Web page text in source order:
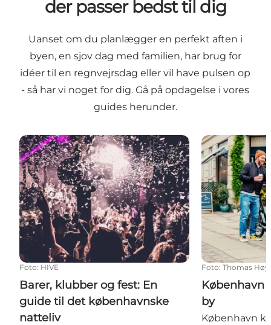
der passer bedst til dig
Uanset om du planlægger en perfekt aften i
byen, en sjov dag med familien, har brug for
idéer til en regnvejrsdag eller vil have pulsen op
- så har vi noget for dig. Gå på opdagelse i vores
guides herunder.
Barer, klubber og fest: En guide til det
Foto: HIVE
Barer, klubber og fest: En
guide til det københavnske
natteliv
København
Foto: Thomas
København
by
København